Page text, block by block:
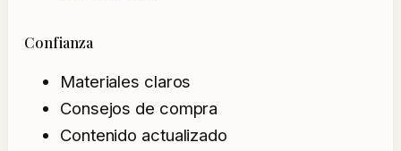
Confianza
Materiales claros
Consejos de compra
Contenido actualizado